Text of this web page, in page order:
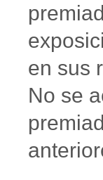
en sus
No se